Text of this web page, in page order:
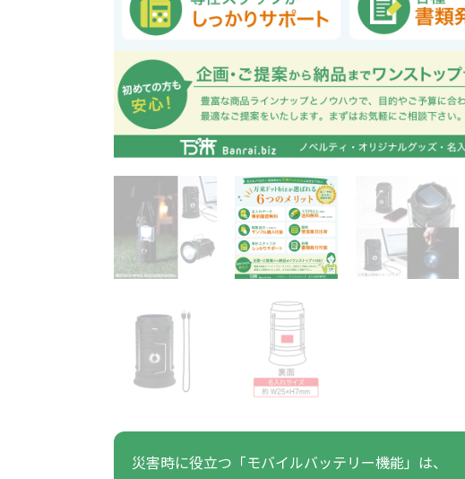
植物栽培セット その他
キッチングッズ全般 キッチンツール
ボウル・プレート
スポンジ・ペーパー
ロス
防災・防犯グッズ全般 防災グッズ
ライト・ランタン
美容・健康グッズ全般 入浴剤
マスクケース 健康グッズ
除菌・感染対策グッズ
全般
マスク
抗菌グッズ 石鹸・洗剤
タオル・ハンカチ
タオル・ハンカチ全般 タオル
うちわ・扇子・ファン
ファン
雨具全般
ッズ全般
ラジオ・ライト・ランタ
その他
ひんやりグッズ全般
冷却グッズ
あったかグッズ
あったかグッズ全般 ブランケット・ひざ掛け
お菓子・食品・飲料
お菓子・食品・飲料全般
女性向け抽選会セット 季節の抽選会セット
季節のグッズ全般 春のノベルティ
地球にやさしいエコグッズ エココレ（
展示会向けバッグ特集
災害時に役立つ「モバイルバッテリー機能」は、